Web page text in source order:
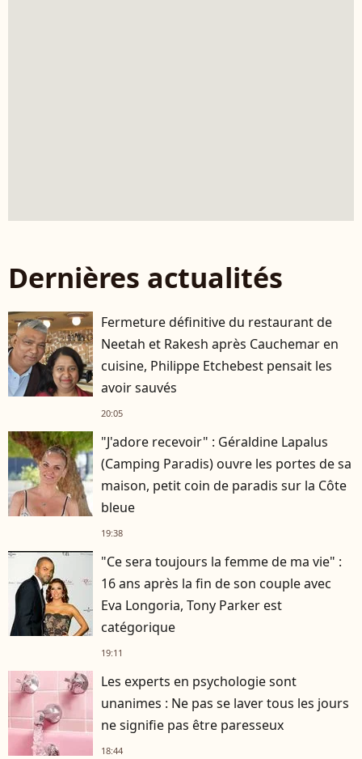
Dernières actualités
Fermeture définitive du restaurant de
Neetah et Rakesh après Cauchemar en
cuisine, Philippe Etchebest pensait les
avoir sauvés
20:05
"J'adore recevoir" : Géraldine Lapalus
(Camping Paradis) ouvre les portes de sa
maison, petit coin de paradis sur la Côte
bleue
19:38
"Ce sera toujours la femme de ma vie" :
16 ans après la fin de son couple avec
Eva Longoria, Tony Parker est
catégorique
19:11
Les experts en psychologie sont
unanimes : Ne pas se laver tous les jours
ne signifie pas être paresseux
18:44